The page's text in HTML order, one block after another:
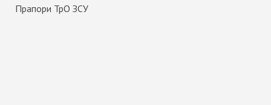
Прапори ТрО ЗСУ